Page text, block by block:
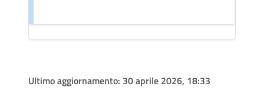
Ultimo aggiornamento: 30 aprile 2026, 18:33